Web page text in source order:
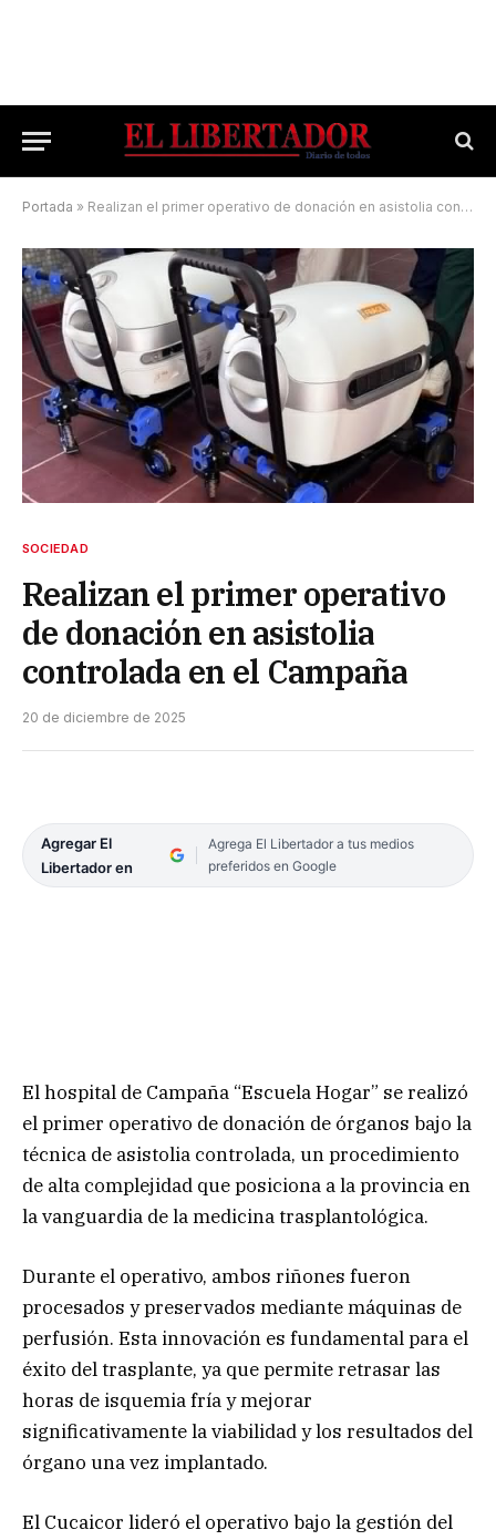
Portada » Realizan el primer operativo de donación en asistolia controlada en el Campaña
SOCIEDAD
Realizan el primer operativo
de donación en asistolia
controlada en el Campaña
20 de diciembre de 2025
Agregar El
Libertador en
Agrega El Libertador a tus medios
preferidos en Google
El hospital de Campaña “Escuela Hogar” se realizó
el primer operativo de donación de órganos bajo la
técnica de asistolia controlada, un procedimiento
de alta complejidad que posiciona a la provincia en
la vanguardia de la medicina trasplantológica.
Durante el operativo, ambos riñones fueron
procesados y preservados mediante máquinas de
perfusión. Esta innovación es fundamental para el
éxito del trasplante, ya que permite retrasar las
horas de isquemia fría y mejorar
significativamente la viabilidad y los resultados del
órgano una vez implantado.
El Cucaicor lideró el operativo bajo la gestión del